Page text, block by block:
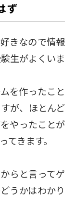
ず
きなので情報
生がよくいま
を作ったこと
が、ほとんど
やったことが
きます。
らと言ってゲ
うかはわかり